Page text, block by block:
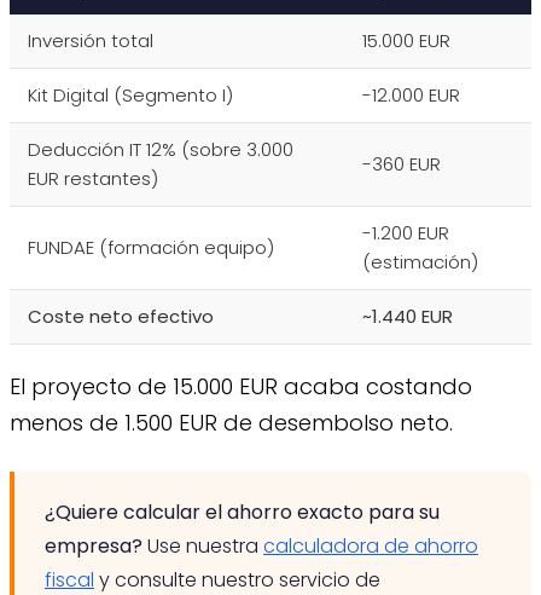
Inversión total 15.000 EUR
Kit Digital (Segmento I) -12.000 EUR
Deducción IT 12% (sobre 3.000
EUR restantes)
-360 EUR
FUNDAE (formación equipo)
-1.200 EUR
(estimación)
Coste neto efectivo ~1.440 EUR
El proyecto de 15.000 EUR acaba costando
menos de 1.500 EUR de desembolso neto.
¿Quiere calcular el ahorro exacto para su
empresa? Use nuestra calculadora de ahorro
fiscal y consulte nuestro servicio de